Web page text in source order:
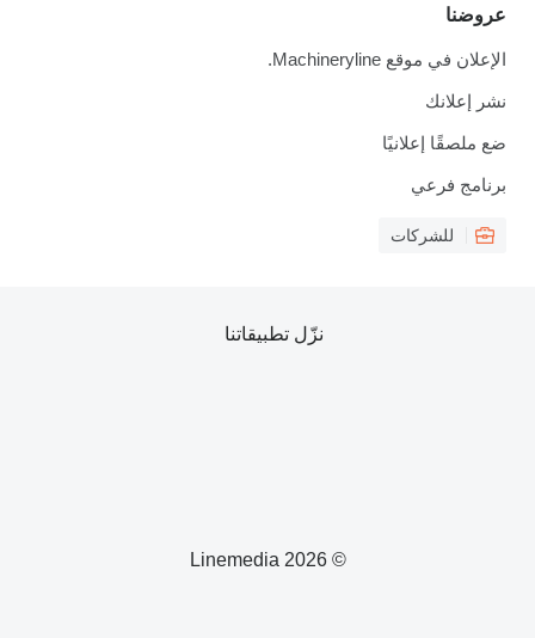
عروضنا
الإعلان في موقع Machineryline.
نشر إعلانك
ضع ملصقًا إعلانيًا
برنامج فرعي
للشركات
© 2026 Linemedia
نزّل تطبيقاتنا